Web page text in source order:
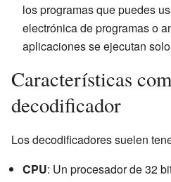
los programas que puedes
electrónica de programas o
aplicaciones se ejecutan
Características
decodificador
Los decodificadores suelen
CPU: Un procesador de 32